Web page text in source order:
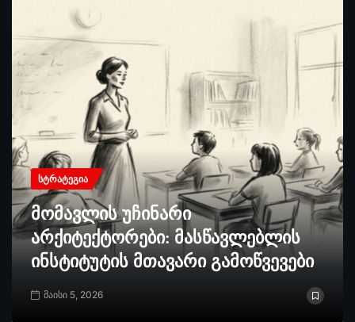
ᲡᲢᲠᲐᲢᲔᲒᲘᲐ
მომავლის უჩინარი
არქიტექტორები: მასწავლებლის
ინსტიტუტის მთავარი გამოწვევები
მაისი 5, 2026